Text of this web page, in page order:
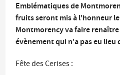
Emblématiques de
fruits seront mis à l'honneur
Montmorency va faire
évènement qui n'a pas eu lieu
Fête des Cerises :